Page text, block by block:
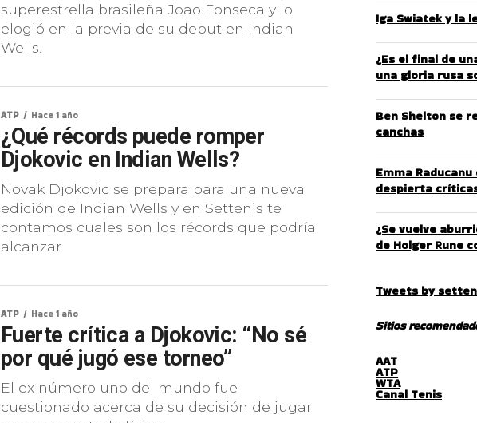
superestrella brasileña Joao Fonseca y lo
elogió en la previa de su debut en Indian
Wells.
ATP Hace 1 año
¿Qué récords puede romper
Djokovic en Indian Wells?
Novak Djokovic se prepara para una nueva
edición de Indian Wells y en Settenis te
contamos cuales son los récords que podría
alcanzar.
ATP Hace 1 año
Fuerte crítica a Djokovic: “No sé
por qué jugó ese torneo”
El ex número uno del mundo fue
cuestionado acerca de su decisión de jugar
Iga Swiatek y la
¿Es el final de
una gloria rusa
Ben Shelton se
canchas
Emma
despierta
¿Se vuelve
de Holger Rune
Tweets by
Sitios
AAT
ATP
WTA
Canal Tenis